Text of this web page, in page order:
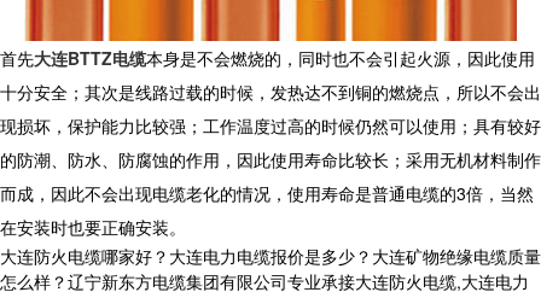
首先大连BTTZ电缆本身是不会燃烧的，同时也不会引起火源，因此使用
十分安全；其次是线路过载的时候，发热达不到铜的燃烧点，所以不会出
现损坏，保护能力比较强；工作温度过高的时候仍然可以使用；具有较好
的防潮、防水、防腐蚀的作用，因此使用寿命比较长；采用无机材料制作
而成，因此不会出现电缆老化的情况，使用寿命是普通电缆的3倍，当然
在安装时也要正确安装。
大连防火电缆哪家好？大连电力电缆报价是多少？大连矿物绝缘电缆质量
怎么样？辽宁新东方电缆集团有限公司专业承接大连防火电缆,大连电力